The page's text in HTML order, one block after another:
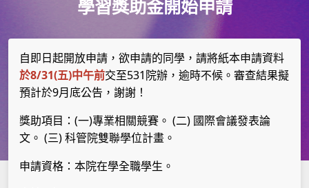
學習獎助金開始申請
自即日起開放申請，欲申請的同學，請將紙本申請資料
於8/31(五)中午前交至531 院辦，逾時不候。審查結果擬
預計於9月底公告，謝謝！
獎助項目： (一)專業相關競賽。 (二) 國際會議發表論
文。 (三) 科管院雙聯學位計畫。
申請資格：本院在學全職學生。